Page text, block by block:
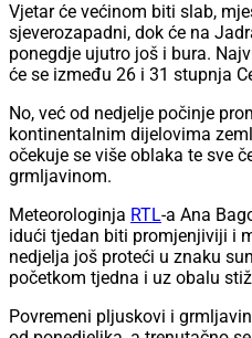
Vjetar će većinom biti slab,
sjeverozapadni, dok će na
ponegdje ujutro još i bura.
će se između 26 i 31 stupnja
No, već od nedjelje počinje
kontinentalnim dijelovima
očekuje se više oblaka te sve
grmljavinom.
Meteorologinja RTL-a Ana
idući tjedan biti promjenjiviji i
nedjelja još proteći u znaku
početkom tjedna i uz obalu
Povremeni pljuskovi i